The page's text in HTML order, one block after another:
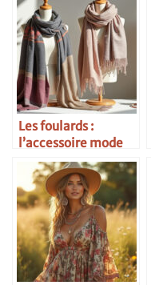
Les foulards :
l’accessoire mode
multifacette